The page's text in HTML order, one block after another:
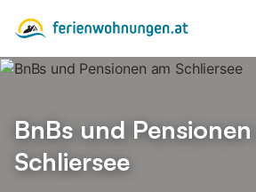
BnBs und
Schliersee